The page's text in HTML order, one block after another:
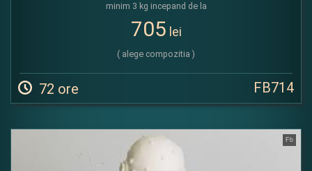
minim 3 kg incepand de la
705 lei
( alege compozitia )
72 ore FB714
Fb